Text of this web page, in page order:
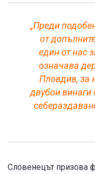
„Преди
от
един от нас
означава
Пловдив, за
двубои винаги
Словенецът призова